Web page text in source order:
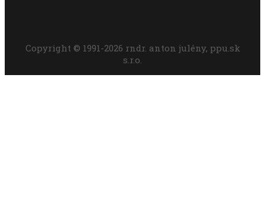
Copyright © 1991-2026 rndr. anton julény, ppu.sk
s.r.o.